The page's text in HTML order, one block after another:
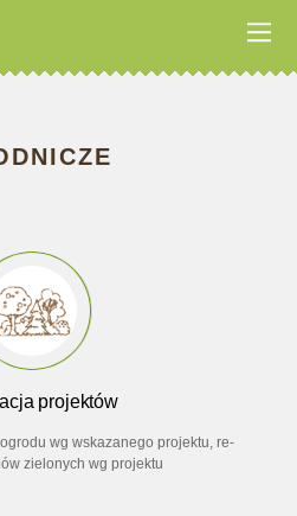
projektów
wg wskazanego projektu, re-
zielonych wg projektu